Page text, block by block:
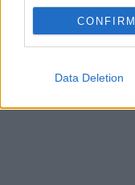
CONFIRM
Data Deletion